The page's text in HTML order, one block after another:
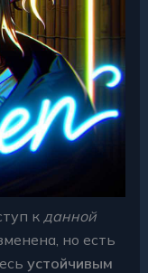
к данной
но есть
устойчивым